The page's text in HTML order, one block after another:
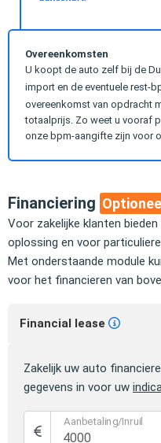
Overeenkomsten
U koopt de auto zelf bij de
import en de eventuele rest-
overeenkomst van opdracht
totaalprijs. Zo weet u vooraf
onze bpm-aangifte zijn voor
Financiering Optioneel
Voor zakelijke klanten
oplossing en voor
Met onderstaande module
voor het financieren van
Financial lease
Zakelijk uw auto
gegevens in voor uw
Aanbetaling/Inruil